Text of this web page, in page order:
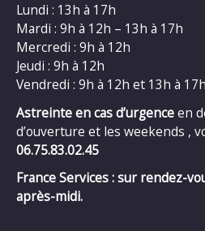
Lundi : 13h à 17h
Mardi : 9h à 12h – 13h à 17h
Mercredi : 9h à 12h
Jeudi : 9h à 12h
Vendredi : 9h à 12h et 13h à 17h
Astreinte en cas d’urgenceen
d’ouverture et les weekends ,
06.75.83.02.45
France Services : sur rendez-
après-midi.